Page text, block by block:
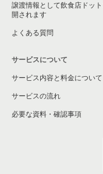
譲渡情報として飲食店ドッ
開されます
よくある質問
サービスについて
サービス内容と料金について
サービスの流れ
必要な資料・確認事項